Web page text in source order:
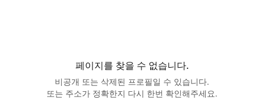
페이지를 찾을 수 없습니다.
비공개 또는 삭제된 프로필일 수 있습니다.
또는 주소가 정확한지 다시 한번 확인해주세요.